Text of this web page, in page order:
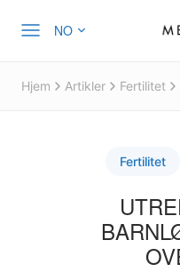
NO
Hjem Artikler Fertilitet
Fertilitet